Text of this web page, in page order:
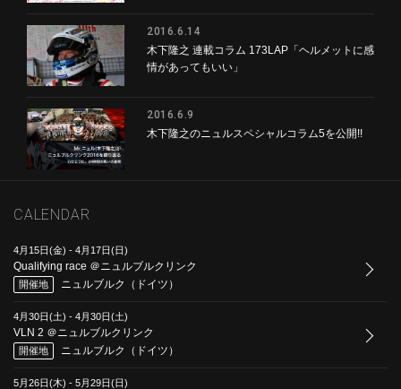
2016.6.14
木下隆之 連載コラム 173LAP「ヘルメットに感
情があってもいい」
2016.6.9
木下隆之のニュルスペシャルコラム5を公開!!
CALENDAR
4月15日(金) - 4月17日(日)
Qualifying race ＠ニュルブルクリンク
開催地 ニュルブルク（ドイツ）
4月30日(土) - 4月30日(土)
VLN 2 ＠ニュルブルクリンク
開催地 ニュルブルク（ドイツ）
5月26日(木) - 5月29日(日)